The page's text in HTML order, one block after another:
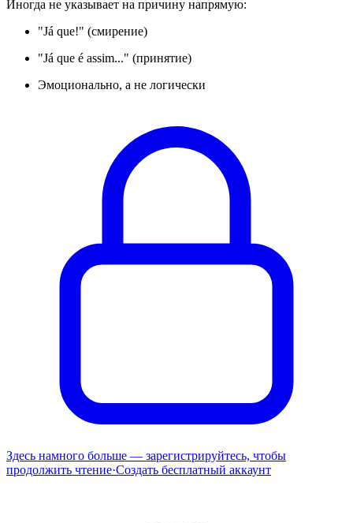
Иногда не указывает на причину напрямую:
"Já que!" (смирение)
"Já que é assim..." (принятие)
Эмоционально, а не логически
Здесь намного больше — зарегистрируйтесь, чтобы
продолжить чтение·Создать бесплатный аккаунт